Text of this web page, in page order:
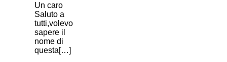
Un caro
Saluto a
tutti,volevo
sapere il
nome di
questa[…]